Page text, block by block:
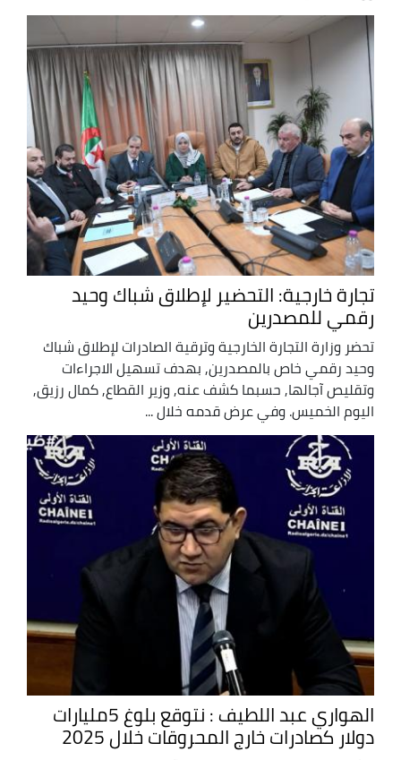
تجارة خارجية: التحضير لإطلاق شباك وحيد
رقمي للمصدرين
تحضر وزارة التجارة الخارجية وترقية الصادرات لإطلاق شباك
وحيد رقمي خاص بالمصدرين, بهدف تسهيل الاجراءات
وتقليص آجالها, حسبما كشف عنه, وزير القطاع, كمال رزيق,
اليوم الخميس. وفي عرض قدمه خلال ...
الهواري عبد اللطيف : نتوقع بلوغ 5مليارات
دولار كصادرات خارج المحروقات خلال 2025